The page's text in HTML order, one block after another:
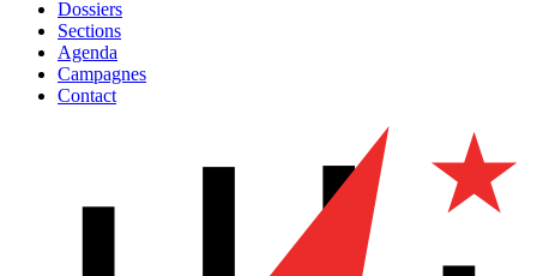
Dossiers
Sections
Agenda
Campagnes
Contact